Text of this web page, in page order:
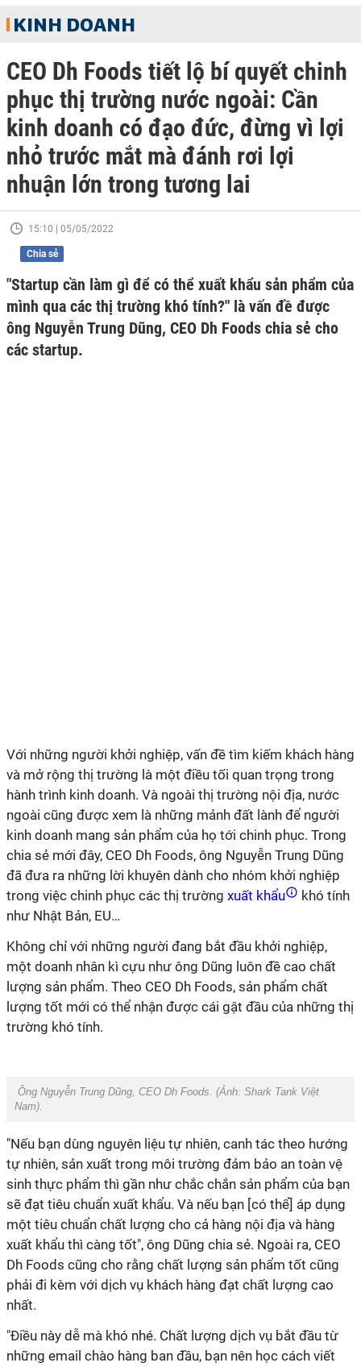
KINH DOANH
CEO Dh Foods tiết lộ bí quyết chinh
phục thị trường nước ngoài: Cần
kinh doanh có đạo đức, đừng vì lợi
nhỏ trước mắt mà đánh rơi lợi
nhuận lớn trong tương lai
15:10 | 05/05/2022
Chia sẻ
"Startup cần làm gì để có thể xuất khẩu sản phẩm của
mình qua các thị trường khó tính?" là vấn đề được
ông Nguyễn Trung Dũng, CEO Dh Foods chia sẻ cho
các startup.
Với những người khởi nghiệp, vấn đề tìm kiếm khách hàng
và mở rộng thị trường là một điều tối quan trọng trong
hành trình kinh doanh. Và ngoài thị trường nội địa, nước
ngoài cũng được xem là những mảnh đất lành để người
kinh doanh mang sản phẩm của họ tới chinh phục. Trong
chia sẻ mới đây, CEO Dh Foods, ông Nguyễn Trung Dũng
đã đưa ra những lời khuyên dành cho nhóm khởi nghiệp
trong việc chinh phục các thị trường xuất khẩu
khó tính
như Nhật Bản, EU…
Không chỉ với những người đang bắt đầu khởi nghiệp,
một doanh nhân kì cựu như ông Dũng luôn đề cao chất
lượng sản phẩm. Theo CEO Dh Foods, sản phẩm chất
lượng tốt mới có thể nhận được cái gật đầu của những thị
trường khó tính.
Ông Nguyễn Trung Dũng, CEO Dh Foods. (Ảnh: Shark Tank Việt
Nam).
"Nếu bạn dùng nguyên liệu tự nhiên, canh tác theo hướng
tự nhiên, sản xuất trong môi trường đảm bảo an toàn vệ
sinh thực phẩm thì gần như chắc chắn sản phẩm của bạn
sẽ đạt tiêu chuẩn xuất khẩu. Và nếu bạn [có thể] áp dụng
một tiêu chuẩn chất lượng cho cả hàng nội địa và hàng
xuất khẩu thì càng tốt", ông Dũng chia sẻ. Ngoài ra, CEO
Dh Foods cũng cho rằng chất lượng sản phẩm tốt cũng
phải đi kèm với dịch vụ khách hàng đạt chất lượng cao
nhất.
"Điều này dễ mà khó nhé. Chất lượng dịch vụ bắt đầu từ
những email chào hàng ban đầu, bạn nên học cách viết